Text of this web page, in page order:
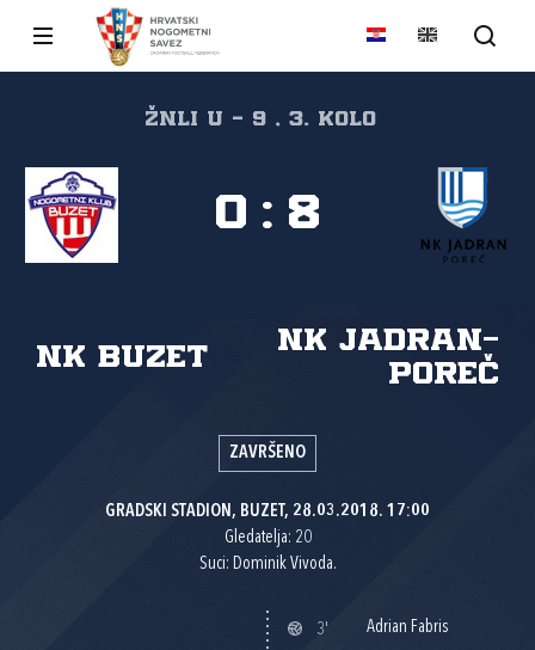
ŽNLI U - 9 , 3. kolo
NK Buzet
NK Jadran-
Poreč
0 : 8
ZAVRŠENO
GRADSKI STADION, BUZET, 28.03.2018. 17:00
Gledatelja: 20
Suci: Dominik Vivoda.
3'
Adrian Fabris